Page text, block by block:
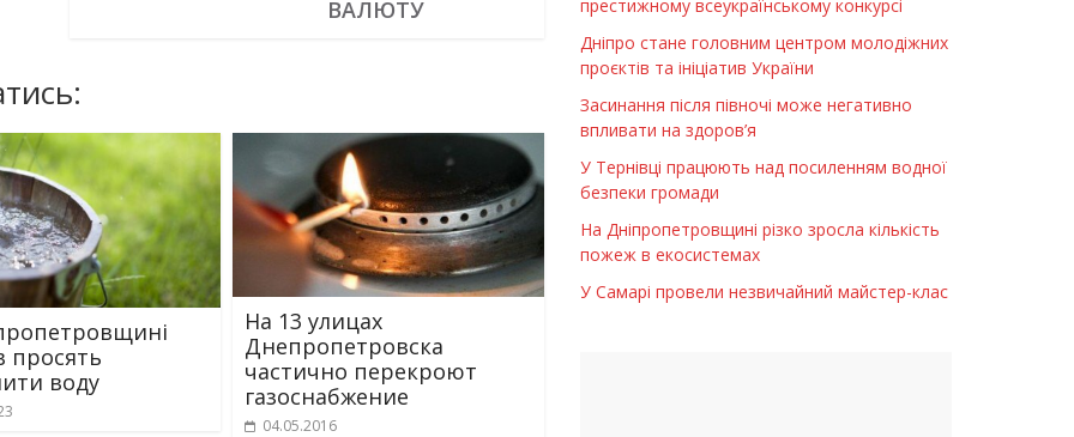
ВАЛЮТУ
просять
воду
На 13 улицах
Днепропетровска
частично перекроют
газоснабжение
04.05.2016
престижному всеукраїнському конкурсі
Дніпро стане головним центром молодіжних
проєктів та ініціатив України
Засинання після півночі може негативно
впливати на здоров’я
У Тернівці працюють над посиленням водної
безпеки громади
На Дніпропетровщині різко зросла кількість
пожеж в екосистемах
У Самарі провели незвичайний майстер-клас